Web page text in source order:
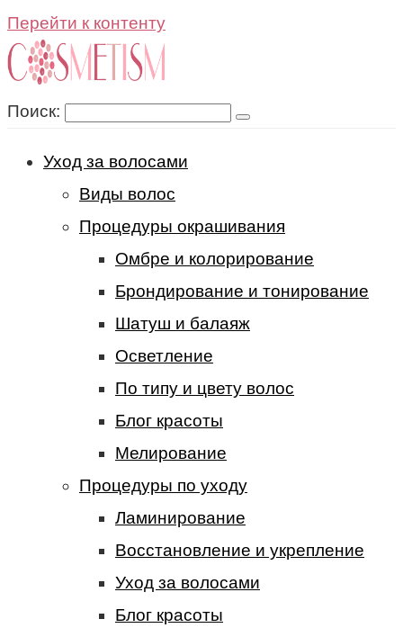
Перейти к контенту
Поиск:
Уход за волосами
Виды волос
Процедуры окрашивания
Омбре и колорирование
Брондирование и тонирование
Шатуш и балаяж
Осветление
По типу и цвету волос
Блог красоты
Мелирование
Процедуры по уходу
Ламинирование
Восстановление и укрепление
Уход за волосами
Блог красоты